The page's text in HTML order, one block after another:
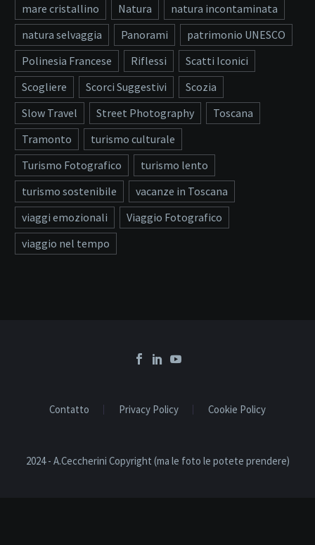
mare cristallino
Natura
natura incontaminata
natura selvaggia
Panorami
patrimonio UNESCO
Polinesia Francese
Riflessi
Scatti Iconici
Scogliere
Scorci Suggestivi
Scozia
Slow Travel
Street Photography
Toscana
Tramonto
turismo culturale
Turismo Fotografico
turismo lento
turismo sostenibile
vacanze in Toscana
viaggi emozionali
Viaggio Fotografico
viaggio nel tempo
Contatto Privacy Policy Cookie Policy
2024 - A.Ceccherini Copyright (ma le foto le potete prendere)